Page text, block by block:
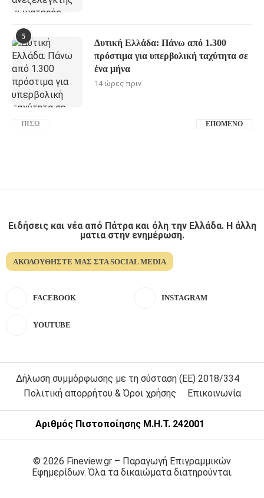
5
Δυτική Ελλάδα: Πάνω από 1.300
πρόστιμα για υπερβολική ταχύτητα σε
ένα μήνα
14 ώρες πριν
ΠΊΣΩ ΕΠΌΜΕΝΟ
Ειδήσεις και νέα από Πάτρα και όλη την Ελλάδα. Η άλλη
ματια στην ενημέρωση.
ΑΚΟΛΟΥΘΉΣΤΕ ΜΑΣ ΣΤΑ SOCIAL MEDIA
FACEBOOK INSTAGRAM
YOUTUBE
Δήλωση συμμόρφωσης με τη σύσταση (ΕΕ) 2018/334
Πολιτική απορρήτου & Όροι χρήσης
Επικοινωνία
Αριθμός Πιστοποίησης Μ.Η.Τ. 242001
© 2026 Fineview.gr – Παραγωγή Επιγραμμικών
Εφημερίδων. Όλα τα δικαιώματα διατηρούνται.